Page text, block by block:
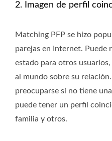
2. Imagen de perfil
Matching PFP se hizo
parejas en Internet. Puede
estado para otros
al mundo sobre su
preocuparse si no tiene
puede tener un perfil
familia y otros.